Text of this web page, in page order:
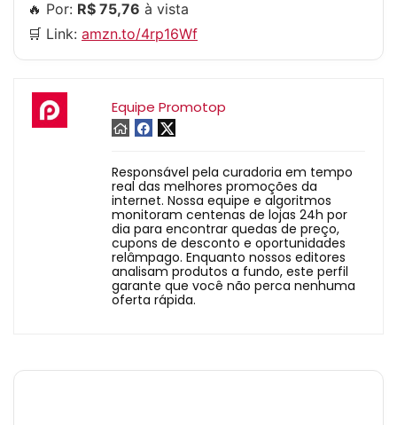
🔥 Por: R$ 75,76 à vista
🛒 Link: amzn.to/4rp16Wf
Equipe Promotop
Responsável pela curadoria em tempo
real das melhores promoções da
internet. Nossa equipe e algoritmos
monitoram centenas de lojas 24h por
dia para encontrar quedas de preço,
cupons de desconto e oportunidades
relâmpago. Enquanto nossos editores
analisam produtos a fundo, este perfil
garante que você não perca nenhuma
oferta rápida.